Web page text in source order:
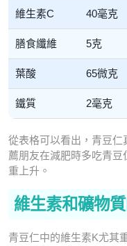
維生素C 40毫克
膳食纖維 5克
葉酸 65微克
鐵質 2毫克
從表格可以看出，青豆
薦朋友在減肥時多吃青
重上升。
維生素和礦物
青豆仁中的維生素K尤其